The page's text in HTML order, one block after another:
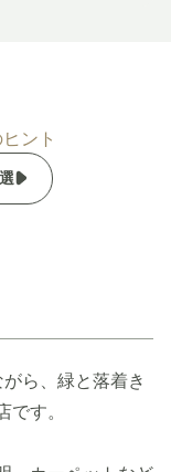
ント
ら、緑と落着き
です。